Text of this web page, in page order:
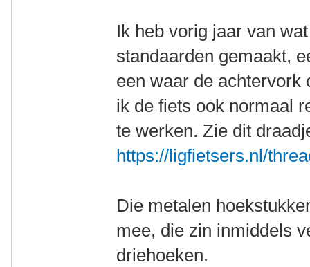
Ik heb vorig jaar van
standaarden gemaakt,
een waar de achtervork
ik de fiets ook normaal
te werken. Zie dit
https://ligfietsers.nl/
Die metalen
mee, die zin inmiddels
driehoeken.